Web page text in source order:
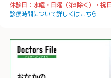
𐄁𐄙𐄁𐄙𐄁𐄙𐄁𐄙𐄁𐄙𐄁𐄙𐄁𐄙𐄁𐄙𐄁
𐄙𐄁𐄙𐄁𐄙𐄁𐄙𐄁
休診日：水曜・日曜（第3除く）・祝日
診療時間について詳しくはこちら